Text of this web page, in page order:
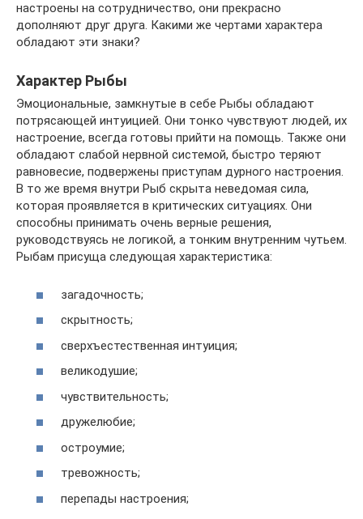
настроены на сотрудничество, они прекрасно
дополняют друг друга. Какими же чертами характера
обладают эти знаки?
Характер Рыбы
Эмоциональные, замкнутые в себе Рыбы обладают
потрясающей интуицией. Они тонко чувствуют людей, их
настроение, всегда готовы прийти на помощь. Также они
обладают слабой нервной системой, быстро теряют
равновесие, подвержены приступам дурного настроения.
В то же время внутри Рыб скрыта неведомая сила,
которая проявляется в критических ситуациях. Они
способны принимать очень верные решения,
руководствуясь не логикой, а тонким внутренним чутьем.
Рыбам присуща следующая характеристика:
загадочность;
скрытность;
сверхъестественная интуиция;
великодушие;
чувствительность;
дружелюбие;
остроумие;
тревожность;
перепады настроения;